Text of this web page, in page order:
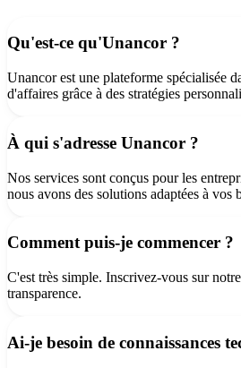
Se connecter
Qu'est-ce qu'Unancor ?
Unancor est une plateforme spécialisée
d'affaires grâce à des stratégies
À qui s'adresse Unancor ?
Nos services sont conçus pour les
nous avons des solutions adaptées à vos
Comment puis-je commencer ?
C'est très simple. Inscrivez-vous sur
transparence.
Ai-je besoin de connaissances